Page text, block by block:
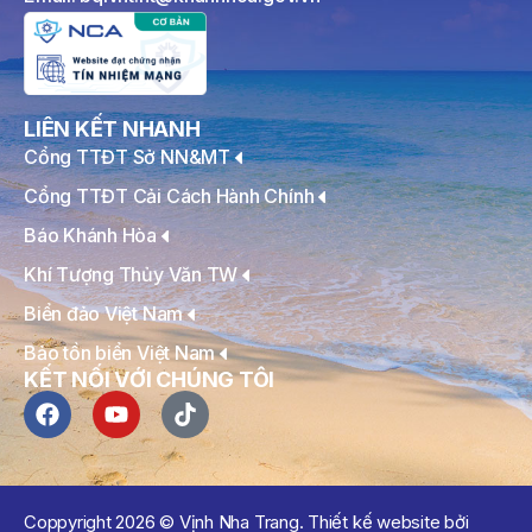
LIÊN KẾT NHANH
Cổng TTĐT Sở NN&MT
Cổng TTĐT Cải Cách Hành Chính
Báo Khánh Hòa
Khí Tượng Thủy Văn TW
Biển đảo Việt Nam
Bảo tồn biển Việt Nam
KẾT NỐI VỚI CHÚNG TÔI
Coppyright 2026 © Vịnh Nha Trang. Thiết kế website bởi